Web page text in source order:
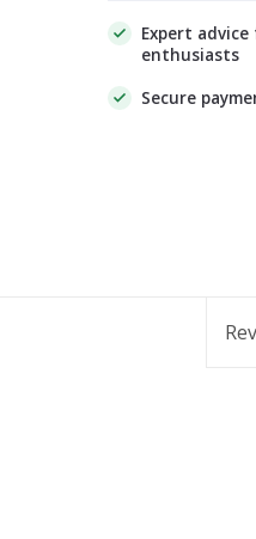
Expert
enthusiasts
Secure